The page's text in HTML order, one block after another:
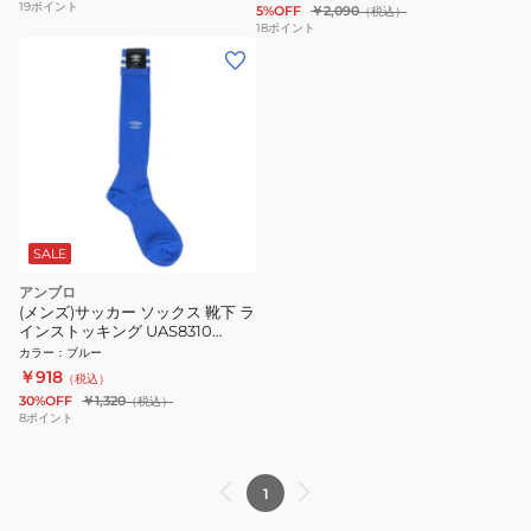
19ポイント 5%OFF ￥2,090（税込）
18ポイント
SALE
アンブロ
(メンズ)サッカー ソックス 靴下 ラ
インストッキング UAS8310
BLU30 28-30cm
カラー ： ブルー
￥918 （税込）
30%OFF ￥1,320（税込）
8ポイント
1